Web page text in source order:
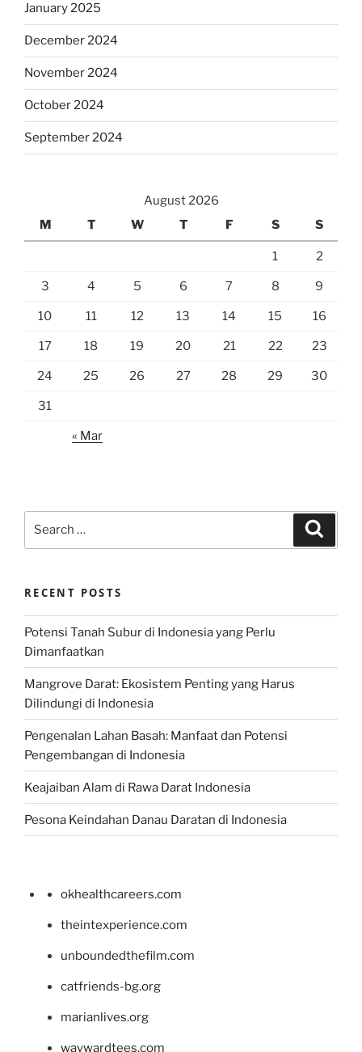
January 2025
December 2024
November 2024
October 2024
September 2024
August 2026
M
T W T F S S
1 2
3 4 5 6 7 8 9
10 11 12 13 14 15 16
17 18 19 20 21 22 23
24 25 26 27 28 29 30
31
« Mar
RECENT POSTS
Potensi Tanah Subur di Indonesia yang Perlu
Dimanfaatkan
Mangrove Darat: Ekosistem Penting yang Harus
Dilindungi di Indonesia
Pengenalan Lahan Basah: Manfaat dan Potensi
Pengembangan di Indonesia
Keajaiban Alam di Rawa Darat Indonesia
Pesona Keindahan Danau Daratan di Indonesia
okhealthcareers.com
theintexperience.com
unboundedthefilm.com
catfriends-bg.org
marianlives.org
waywardtees.com